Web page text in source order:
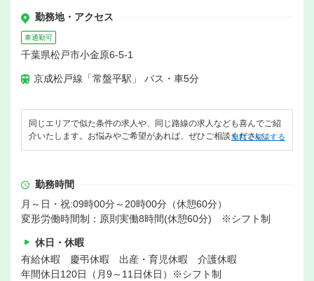
勤務地・アクセス
車通勤可
千葉県松戸市小金原6-5-1
京成松戸線「常盤平駅」 バス・車5分
同じエリアで似た条件の求人や、同じ路線の求人なども喜んでご紹
介いたします。お悩みやご希望があれば、ぜひご相談ください。
無料で相談する
勤務時間
月～日・祝:09時00分～20時00分（休憩60分）
変形労働時間制：原則実働8時間(休憩60分) ※シフト制
休日・休暇
有給休暇 慶弔休暇 出産・育児休暇 介護休暇
年間休日120日（月9～11日休日）※シフト制